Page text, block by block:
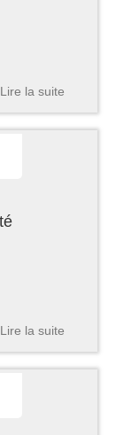
Lire la suite
Lire la suite